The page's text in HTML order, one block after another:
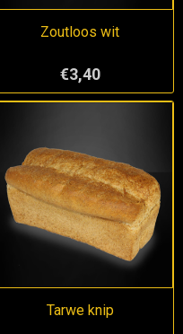
Zoutloos wit
€3,40
Tarwe knip